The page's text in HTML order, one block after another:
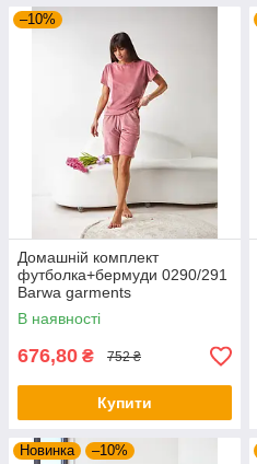
–10%
Домашній комплект
футболка+бермуди 0290/291
Barwa garments
В наявності
676,80 ₴ 752 ₴
Купити
Новинка –10%